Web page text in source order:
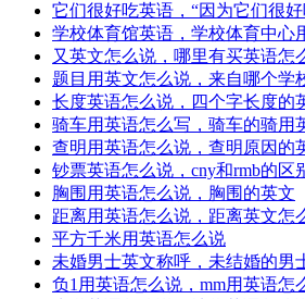
它们很好吃英语，“因为它们很
学校体育馆英语，学校体育中心
又英文怎么说，哪里有买英语怎
题目用英文怎么说，来自哪个学
长度英语怎么说，四个字长度的
骑车用英语怎么写，骑车的骑用
查明用英语怎么说，查明原因的
钞票英语怎么说，cny和rmb的区
胸围用英语怎么说，胸围的英文
距离用英语怎么说，距离英文怎
平方千米用英语怎么说
未婚男士英文称呼，未结婚的男
负1用英语怎么说，mm用英语怎